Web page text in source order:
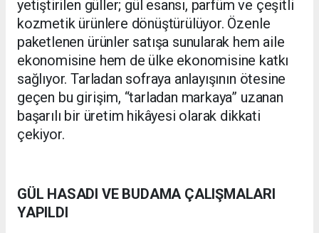
yetiştirilen güller; gül esansı, parfüm ve çeşitli
kozmetik ürünlere dönüştürülüyor. Özenle
paketlenen ürünler satışa sunularak hem aile
ekonomisine hem de ülke ekonomisine katkı
sağlıyor. Tarladan sofraya anlayışının ötesine
geçen bu girişim, “tarladan markaya” uzanan
başarılı bir üretim hikâyesi olarak dikkati
çekiyor.
GÜL HASADI VE BUDAMA ÇALIŞMALARI
YAPILDI